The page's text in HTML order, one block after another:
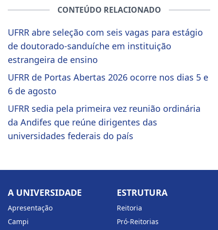
CONTEÚDO RELACIONADO
UFRR abre seleção com seis vagas para estágio
de doutorado-sanduíche em instituição
estrangeira de ensino
UFRR de Portas Abertas 2026 ocorre nos dias 5 e
6 de agosto
UFRR sedia pela primeira vez reunião ordinária
da Andifes que reúne dirigentes das
universidades federais do país
A UNIVERSIDADE
Apresentação
Campi
ESTRUTURA
Reitoria
Pró-Reitorias